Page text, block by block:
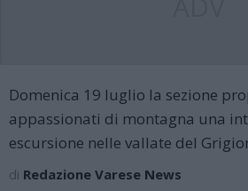
Domenica 19 luglio la sezione
appassionati di montagna una
escursione nelle vallate del
di Redazione Varese News